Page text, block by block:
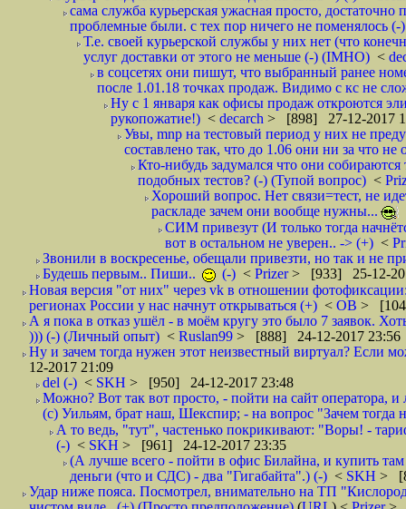
сама служба курьерская ужасная просто,
проблемные были. с тех пор ничего не поменялось (-)
Т.е. своей курьерской службы у них нет (что
услуг доставки от этого не меньше (-) (IMHO) <
в соцсетях они пишут, что выбранный ранее
после 1.01.18 точках продаж. Видимо с кс не
Ну с 1 января как офисы продаж откроются
рукопожатие!) < decarch > [898] 27-12-2017
Увы, mnp на тестовый период у них не
составлено так, что до 1.06 они ни за что не
Кто-нибудь задумался что они
подобных тестов? (-) (Тупой вопрос) <
Хороший вопрос. Нет связи=тест, не
раскладе зачем они вообще нужны...
СИМ привезут (И только тогда
вот в остальном не уверен.. -> (+) <
Звонили в воскресенье, обещали привезти, но так и не
Будешь первым.. Пиши..
(-) < Prizer> [933] 25-12-
Новая версия "от них" через vk в отношении
регионах России у нас начнут открываться (+) < ОВ >
А я пока в отказ ушёл - в моём кругу это было 7 заявок.
))) (-) (Личный опыт) < Ruslan99 > [888] 24-12-2017 23:56
Ну и зачем тогда нужен этот неизвестный виртуал? Если
12-2017 21:09
del (-) < SKH > [950] 24-12-2017 23:48
Можно? Вот так вот просто, - пойти на сайт оператора,
(с) Уильям, брат наш, Шекспир; - на вопрос "Зачем тогда
А то ведь, "тут", частенько покрикивают: "Воры! -
(-) < SKH > [961] 24-12-2017 23:35
(А лучше всего - пойти в офис Билайна, и купить
деньги (что и СДС) - два "Гигабайта".) (-) < SKH >
Удар ниже пояса. Посмотрел, внимательно на ТП